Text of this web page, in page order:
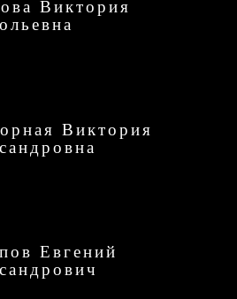
Виктория
Виктория
Евгений